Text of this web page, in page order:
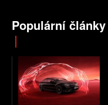
Populární články